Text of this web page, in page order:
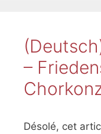
–
Désolé, cet